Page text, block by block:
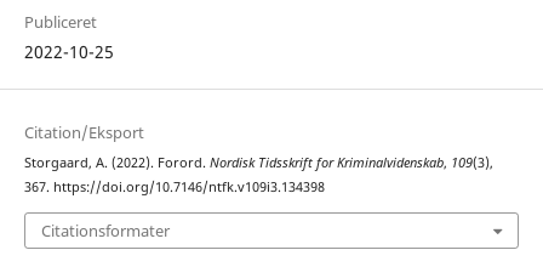
Publiceret
2022-10-25
Citation/Eksport
Storgaard, A. (2022). Forord. Nordisk Tidsskrift for Kriminalvidenskab, 109(3),
367. https://doi.org/10.7146/ntfk.v109i3.134398
Citationsformater